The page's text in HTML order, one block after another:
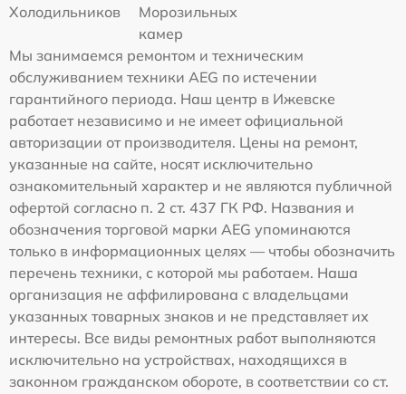
Холодильников
Морозильных
камер
Мы занимаемся ремонтом и техническим
обслуживанием техники AEG по истечении
гарантийного периода. Наш центр в Ижевске
работает независимо и не имеет официальной
авторизации от производителя. Цены на ремонт,
указанные на сайте, носят исключительно
ознакомительный характер и не являются публичной
офертой согласно п. 2 ст. 437 ГК РФ. Названия и
обозначения торговой марки AEG упоминаются
только в информационных целях — чтобы обозначить
перечень техники, с которой мы работаем. Наша
организация не аффилирована с владельцами
указанных товарных знаков и не представляет их
интересы. Все виды ремонтных работ выполняются
исключительно на устройствах, находящихся в
законном гражданском обороте, в соответствии со ст.